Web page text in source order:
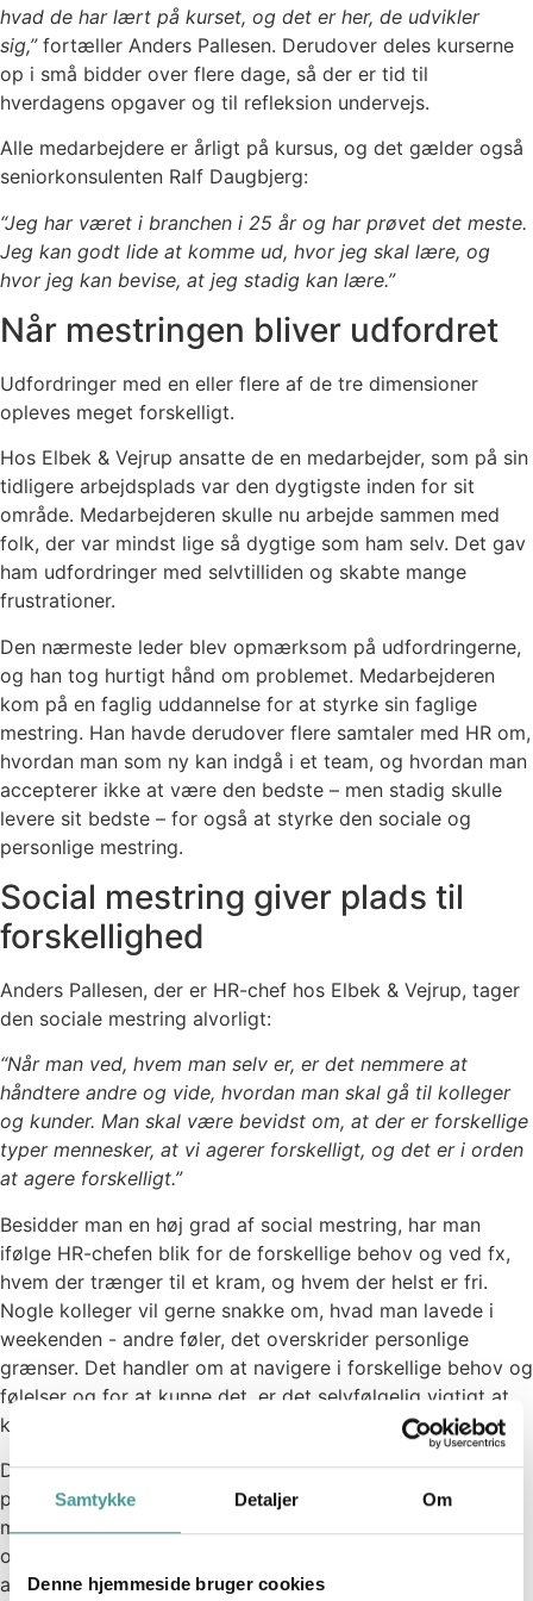
Samtykke Detaljer Om
Denne hjemmeside bruger cookies
hvad de har lært på kurset, og det er her, de udvikler
sig,”fortæller Anders Pallesen. Derudover deles kurserne
op i små bidder over flere dage, så der er tid til
hverdagens opgaver og til refleksion undervejs.
Alle medarbejdere er årligt på kursus, og det gælder også
seniorkonsulenten Ralf Daugbjerg:
“Jeg har været i branchen i 25 år og har prøvet det meste.
Jeg kan godt lide at komme ud, hvor jeg skal lære, og
hvor jeg kan bevise, at jeg stadig kan lære.”
Når mestringen bliver udfordret
Udfordringer med en eller flere af de tre dimensioner
opleves meget forskelligt.
Hos Elbek & Vejrup ansatte de en medarbejder, som på sin
tidligere arbejdsplads var den dygtigste inden for sit
område. Medarbejderen skulle nu arbejde sammen med
folk, der var mindst lige så dygtige som ham selv. Det gav
ham udfordringer med selvtilliden og skabte mange
frustrationer.
Den nærmeste leder blev opmærksom på udfordringerne,
og han tog hurtigt hånd om problemet. Medarbejderen
kom på en faglig uddannelse for at styrke sin faglige
mestring. Han havde derudover flere samtaler med HR om,
hvordan man som ny kan indgå i et team, og hvordan man
accepterer ikke at være den bedste – men stadig skulle
levere sit bedste – for også at styrke den sociale og
personlige mestring.
Social mestring giver plads til
forskellighed
Anders Pallesen, der er HR-chef hos Elbek & Vejrup, tager
den sociale mestring alvorligt:
“Når man ved, hvem man selv er, er det nemmere at
håndtere andre og vide, hvordan man skal gå til kolleger
og kunder. Man skal være bevidst om, at der er forskellige
typer mennesker, at vi agerer forskelligt, og det er i orden
at agere forskelligt.”
Besidder man en høj grad af social mestring, har man
ifølge HR-chefen blik for de forskellige behov og ved fx,
hvem der trænger til et kram, og hvem der helst er fri.
Nogle kolleger vil gerne snakke om, hvad man lavede i
weekenden - andre føler, det overskrider personlige
grænser. Det handler om at navigere i forskellige behov og
følelser og for at kunne det, er det selvfølgelig vigtigt at
kende sine kolleger, men også sig selv.
Derfor får alle medarbejdere hos Elbek & Vejrup lavet en
personlighedsprofiltest. Det er et redskab til
medarbejderne selv, så de bliver klogere på, hvem de er
og samtidig får en forståelse for, at nogle kolleger er
anderledes end dem selv.